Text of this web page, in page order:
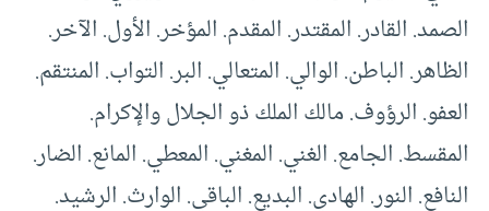
الصمد‏.‏ القادر‏.‏ المقتدر‏.‏ المقدم‏.‏ المؤخر‏.‏ الأول‏.‏ الآخر‏.‏
الظاهر‏.‏ الباطن‏.‏ الوالي‏.‏ المتعالي‏.‏ البر‏.‏ التواب‏.‏ المنتقم‏.‏
العفو‏.‏ الرؤوف‏.‏ مالك الملك ذو الجلال والإكرام‏.‏
المقسط‏.‏ الجامع‏.‏ الغني‏.‏ المغني‏.‏ المعطي‏.‏ المانع‏.‏ الضار‏.‏
النافع‏.‏ النور‏.‏ الهادي‏.‏ البديع‏.‏ الباقي‏.‏ الوارث‏.‏ الرشيد‏.‏